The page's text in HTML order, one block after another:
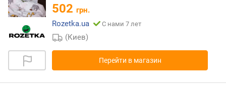
502 грн.
Rozetka.ua
С нами 7 лет
(Киев)
Перейти в магазин